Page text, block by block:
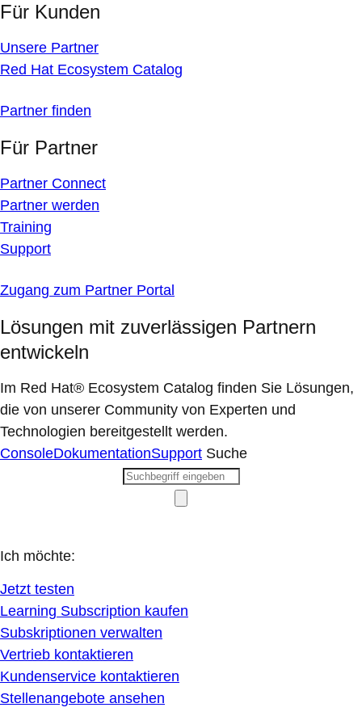
Für Kunden
Unsere Partner
Red Hat Ecosystem Catalog
Partner finden
Für Partner
Partner Connect
Partner werden
Training
Support
Zugang zum Partner Portal
Lösungen mit zuverlässigen Partnern
entwickeln
Im Red Hat® Ecosystem Catalog finden Sie Lösungen,
die von unserer Community von Experten und
Technologien bereitgestellt werden.
ConsoleDokumentationSupport Suche
Ich möchte:
Jetzt testen
Learning Subscription kaufen
Subskriptionen verwalten
Vertrieb kontaktieren
Kundenservice kontaktieren
Stellenangebote ansehen